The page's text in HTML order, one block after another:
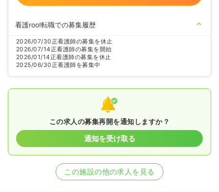
看護roo!転職での募集履歴
2026/07/30正看護師の募集を休止
2026/07/14正看護師の募集を開始
2026/01/14正看護師の募集を休止
2025/06/30正看護師を募集中
この求人の募集再開を通知しますか？
通知を受け取る
この施設の他の求人を見る